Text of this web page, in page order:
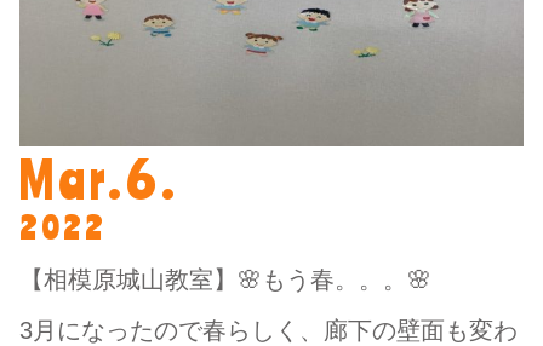
Mar.6.
2022
【相模原城山教室】🌸もう春。。。🌸
3月になったので春らしく、廊下の壁面も変わ